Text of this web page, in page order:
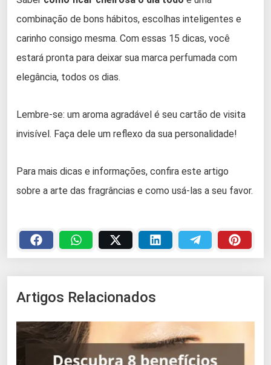
combinação de bons hábitos, escolhas inteligentes e
carinho consigo mesma. Com essas 15 dicas, você
estará pronta para deixar sua marca perfumada com
elegância, todos os dias.
Lembre-se: um aroma agradável é seu cartão de visita
invisível. Faça dele um reflexo da sua personalidade!
Para mais dicas e informações, confira este artigo
sobre a arte das fragrâncias e como usá-las a seu favor.
Artigos Relacionados